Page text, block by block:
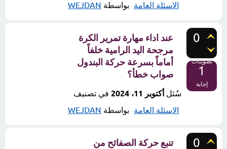
الاسئلة العامة
بواسطة WEJDAN
0
تصويتات
1
إجابة
عند اداء مهارة تمرير الكرة
مرجحة اليد الرامية خلفاً
أماماً بسرعة حركة البندول
صواب خطأ؟
سُئل أكتوبر 11، 2024
في تصنيف
الاسئلة العامة
بواسطة WEJDAN
0 تنبع حركة الصفائح من